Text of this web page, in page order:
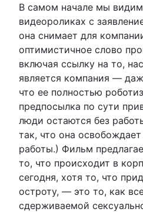
В самом начале мы
видеороликах с
она снимает для
оптимистичное слово
включая ссылку на то,
является компания —
что ее полностью
предпосылка по сути
люди остаются без
так, что она
работы.) Фильм
то, что происходит в
сегодня, хотя то, что
остроту, — это то, как
сдерживаемой